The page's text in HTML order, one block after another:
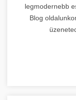
legmodernebb
Blog